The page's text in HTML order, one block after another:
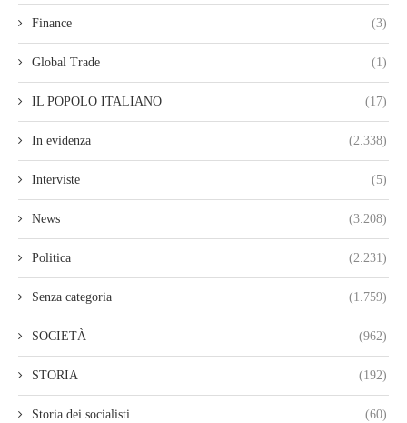
Finance (3)
Global Trade (1)
IL POPOLO ITALIANO (17)
In evidenza (2.338)
Interviste (5)
News (3.208)
Politica (2.231)
Senza categoria (1.759)
SOCIETÀ (962)
STORIA (192)
Storia dei socialisti (60)